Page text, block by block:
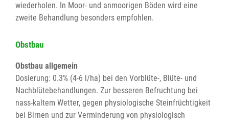
wiederholen. In Moor- und anmoorigen Böden wird eine
zweite Behandlung besonders empfohlen.
Obstbau
Obstbau allgemein
Dosierung: 0.3% (4-6 l/ha) bei den Vorblüte-, Blüte- und
Nachblütebehandlungen. Zur besseren Befruchtung bei
nass-kaltem Wetter, gegen physiologische Steinfrüchtigkeit
bei Birnen und zur Verminderung von physiologisch